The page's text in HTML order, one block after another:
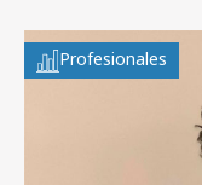
Profesionales